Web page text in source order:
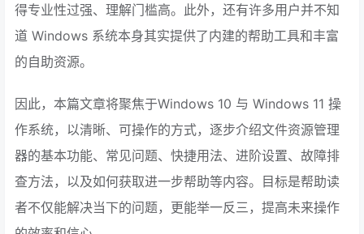
得专业性过强、理解门槛高。此外，还有许多用户并不知
道 Windows 系统本身其实提供了内建的帮助工具和丰富
的自助资源。
因此，本篇文章将聚焦于Windows 10 与 Windows 11 操
作系统，以清晰、可操作的方式，逐步介绍文件资源管理
器的基本功能、常见问题、快捷用法、进阶设置、故障排
查方法，以及如何获取进一步帮助等内容。目标是帮助读
者不仅能解决当下的问题，更能举一反三，提高未来操作